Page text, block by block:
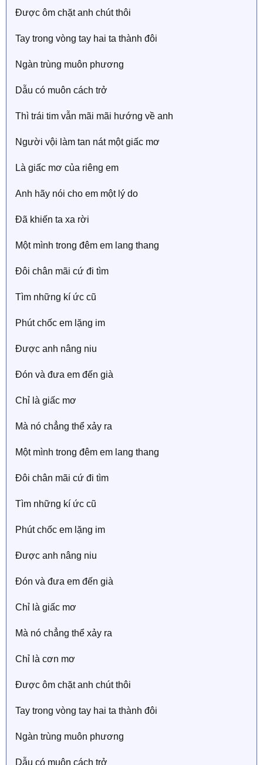
Được ôm chặt anh chút thôi
Tay trong vòng tay hai ta thành đôi
Ngàn trùng muôn phương
Dẫu có muôn cách trở
Thì trái tim vẫn mãi mãi hướng về anh
Người vội làm tan nát một giấc mơ
Là giấc mơ của riêng em
Anh hãy nói cho em một lý do
Đã khiến ta xa rời
Một mình trong đêm em lang thang
Đôi chân mãi cứ đi tìm
Tìm những kí ức cũ
Phút chốc em lặng im
Được anh nâng niu
Đón và đưa em đến già
Chỉ là giấc mơ
Mà nó chẳng thể xảy ra
Một mình trong đêm em lang thang
Đôi chân mãi cứ đi tìm
Tìm những kí ức cũ
Phút chốc em lặng im
Được anh nâng niu
Đón và đưa em đến già
Chỉ là giấc mơ
Mà nó chẳng thể xảy ra
Chỉ là cơn mơ
Được ôm chặt anh chút thôi
Tay trong vòng tay hai ta thành đôi
Ngàn trùng muôn phương
Dẫu có muôn cách trở